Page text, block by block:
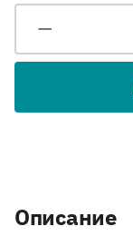
Описание